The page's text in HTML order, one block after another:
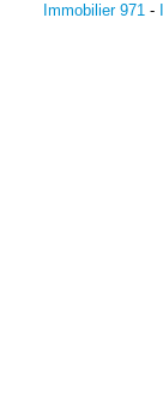
Immobilier 971 -